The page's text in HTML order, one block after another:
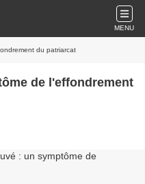
MENU
du patriarcat
de l'effondrement